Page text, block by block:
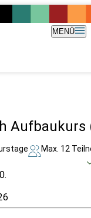
MENÜ
Aufbaukurs
Max. 12